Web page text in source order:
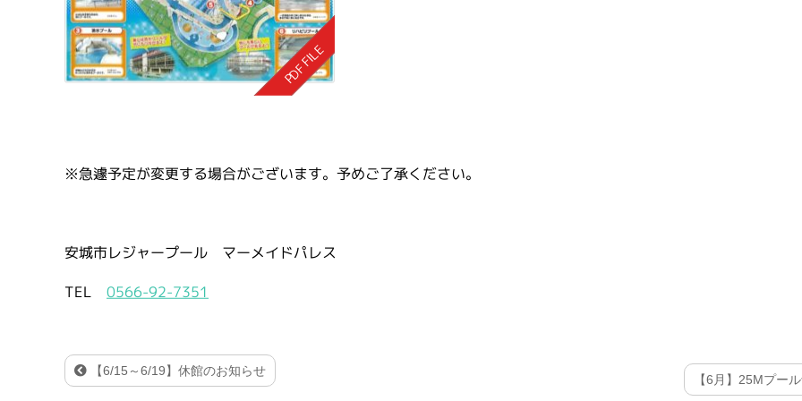
※急遽予定が変更する場合がございます。予めご了承ください。
安城市レジャープール マーメイドパレス
TEL0566-92-7351
【6/15～6/19】休館のお知らせ
【6月】25Mプー